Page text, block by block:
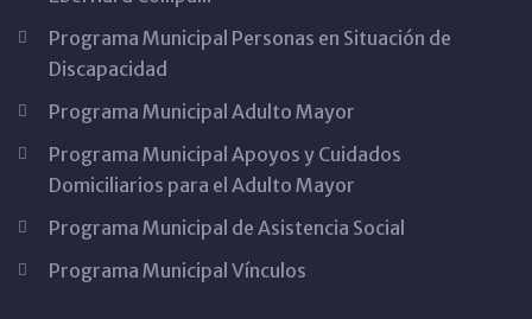
Programa Municipal Personas en Situación de
Discapacidad
Programa Municipal Adulto Mayor
Programa Municipal Apoyos y Cuidados
Domiciliarios para el Adulto Mayor
Programa Municipal de Asistencia Social
Programa Municipal Vínculos